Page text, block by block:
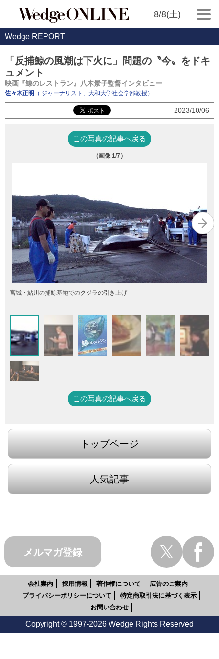
8/8(土)
Wedge REPORT
「反捕鯨の風潮は下火に」問題の〝今〟をドキ
ュメント
映画『鯨のレストラン』八木景子監督インタビュー
佐々木正明 （ ジャーナリスト、大和大学社会学部教授）
2023/10/06
この写真の記事へ戻る
（画像 1/7）
宮城・鮎川の捕鯨基地でのクジラの引き上げ
この写真の記事へ戻る
トップページ
人気記事
メルマガ登録
会社案内 採用情報 著作権について
広告のご案内
プライバシーポリシーについて
特定商取引法に基づく表示
お問い合わせ
Copyright © 1997-2026 Wedge Rights Reserved